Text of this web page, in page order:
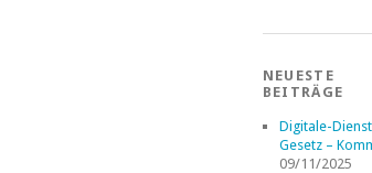
NEUESTE
BEITRÄGE
Digitale-
Gesetz –
09/11/2025